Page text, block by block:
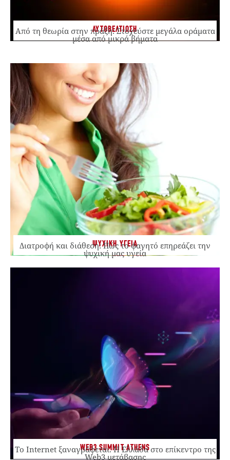
ΑΥΤΟΒΕΛΤΙΩΣΗ
Από τη θεωρία στην πράξη: Στοχεύστε μεγάλα οράματα
μέσα από μικρά βήματα
ΨΥΧΙΚΗ ΥΓΕΙΑ
Διατροφή και διάθεση: Πώς το φαγητό επηρεάζει την
ψυχική μας υγεία
WEB3 SUMMIT ATHENS
Το Internet ξαναγράφεται. Η Ελλάδα στο επίκεντρο της
Web3 μετάβασης